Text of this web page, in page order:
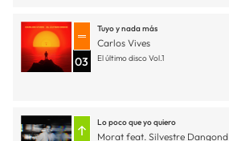
03
Tuyo y nada más
Carlos Vives
El último disco Vol.1
Lo poco que yo quiero
Morat feat. Silvestre Dangond